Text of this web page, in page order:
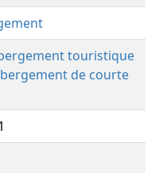
touristique
de courte